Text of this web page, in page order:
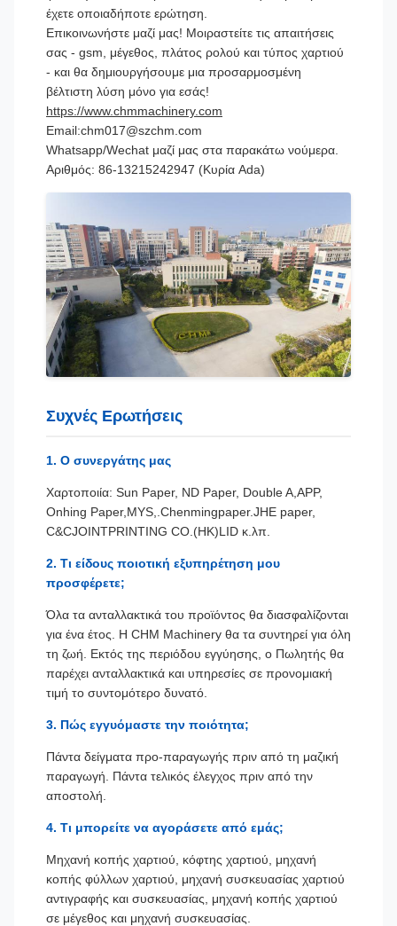
έχετε οποιαδήποτε ερώτηση.
Επικοινωνήστε μαζί μας! Μοιραστείτε τις απαιτήσεις
σας - gsm, μέγεθος, πλάτος ρολού και τύπος χαρτιού
- και θα δημιουργήσουμε μια προσαρμοσμένη
βέλτιστη λύση μόνο για εσάς!
https://www.chmmachinery.com
Email:chm017@szchm.com
Whatsapp/Wechat μαζί μας στα παρακάτω νούμερα.
Αριθμός: 86-13215242947 (Κυρία Ada)
Συχνές Ερωτήσεις
1. Ο συνεργάτης μας
Χαρτοποιία: Sun Paper, ND Paper, Double A ,APP,
Onhing Paper,MYS,.Chenmingpaper.JHE paper,
C&CJOINTPRINTING CO.(HK)LID κ.λπ.
2. Τι είδους ποιοτική εξυπηρέτηση μου
προσφέρετε;
Όλα τα ανταλλακτικά του προϊόντος θα διασφαλίζονται
για ένα έτος. Η CHM Machinery θα τα συντηρεί για όλη
τη ζωή. Εκτός της περιόδου εγγύησης, ο Πωλητής θα
παρέχει ανταλλακτικά και υπηρεσίες σε προνομιακή
τιμή το συντομότερο δυνατό.
3. Πώς εγγυόμαστε την ποιότητα;
Πάντα δείγματα προ-παραγωγής πριν από τη μαζική
παραγωγή. Πάντα τελικός έλεγχος πριν από την
αποστολή.
4. Τι μπορείτε να αγοράσετε από εμάς;
Μηχανή κοπής χαρτιού, κόφτης χαρτιού, μηχανή
κοπής φύλλων χαρτιού, μηχανή συσκευασίας χαρτιού
αντιγραφής και συσκευασίας, μηχανή κοπής χαρτιού
σε μέγεθος και μηχανή συσκευασίας.